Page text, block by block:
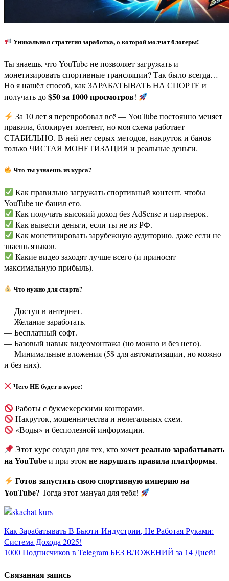
Уникальная стратегия заработка, о которой молчат блогеры!
Ты знаешь, что YouTube не позволяет загружать и
монетизировать спортивные трансляции? Так было всегда…
Но я нашёл способ, как ЗАРАБАТЫВАТЬ НА СПОРТЕ и
получать до$50 за 1000 просмотров!
За 10 лет я перепробовал всё — YouTube постоянно меняет
правила, блокирует контент, но моя схема работает
СТАБИЛЬНО. В ней нет серых методов, накруток и банов —
только ЧИСТАЯ МОНЕТИЗАЦИЯ и реальные деньги.
Что ты узнаешь из курса?
Как правильно загружать спортивный контент, чтобы
YouTube не банил его.
Как получать высокий доход без AdSense и партнерок.
Как вывести деньги, если ты не из РФ.
Как монетизировать зарубежную аудиторию, даже если не
знаешь языков.
Какие видео заходят лучше всего (и приносят
максимальную прибыль).
Что нужно для старта?
— Доступ в интернет.
— Желание заработать.
— Бесплатный софт.
— Базовый навык видеомонтажа (но можно и без него).
— Минимальные вложения (5$ для автоматизации, но можно
и без них).
Чего НЕ будет в курсе:
Работы с букмекерскими конторами.
Накруток, мошенничества и нелегальных схем.
«Воды» и бесполезной информации.
Этот курс создан для тех, кто хочетреально зарабатывать
на YouTubeи при этомне нарушать правила платформы.
Готов запустить свою спортивную империю на
YouTube? Тогда этот мануал для тебя!
Навигация
по
записям
Как Зарабатывать В Бьюти-Индустрии, Не Работая Руками:
Система Дохода 2025!
1000 Подписчиков в Telegram БЕЗ ВЛОЖЕНИЙ за 14 Дней!
Связанная запись